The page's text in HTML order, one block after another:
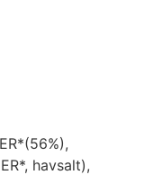
havsalt),